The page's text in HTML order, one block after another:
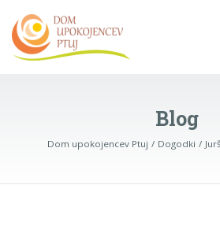
Blog
Dom upokojencev Ptuj Dogodki